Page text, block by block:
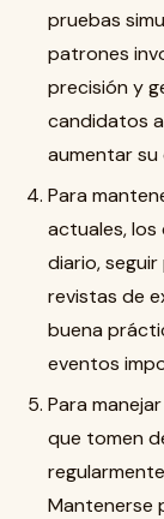
pruebas
patrones
precisión y
candidatos
aumentar su
Para
actuales,
diario,
revistas de
buena
eventos
Para
que tomen
Mantenerse